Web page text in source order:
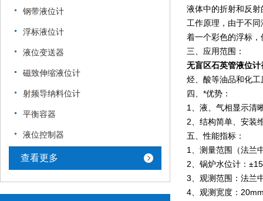
钢带液位计
浮标液位计
液位变送器
磁致伸缩液位计
射频导纳料位计
平衡容器
液位控制器
查看更多
液体中的折射和反
工作原理，由于不
着一个彩色的浮标
三、应用范围：
无盲区石英管液位计
烃、酸等油品和化
四、*优势：
1、液、气相显示清
2、结构简单、安装
五、性能指标：
1、测量范围（法兰
2、锅炉水位计：
3、观测范围：法兰
4、观测宽度：